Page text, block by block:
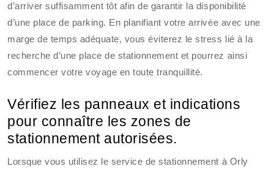
d’arriver suffisamment tôt afin de garantir la disponibilité
d’une place de parking. En planifiant votre arrivée avec une
marge de temps adéquate, vous éviterez le stress lié à la
recherche d’une place de stationnement et pourrez ainsi
commencer votre voyage en toute tranquillité.
Vérifiez les panneaux et indications
pour connaître les zones de
stationnement autorisées.
Lorsque vous utilisez le service de stationnement à Orly